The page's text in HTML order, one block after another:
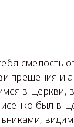
смелость
прещения и
в Церкви,
был в